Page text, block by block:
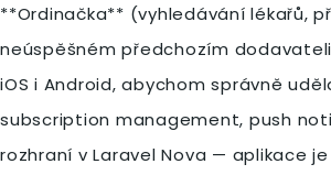
**Ordinačka** (vyhledávání lékařů,
neúspěšném předchozím
iOS i Android, abychom správně
subscription management, push
rozhraní v Laravel Nova — aplikace